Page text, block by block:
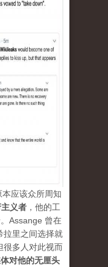
应该众所周知
义者 ，他的工
Assange 曾在
拉里之间选择就
很多人对此视而
对他的无厘头